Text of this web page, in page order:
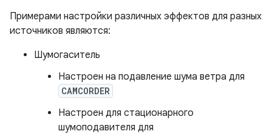
Примерами настройки различных эффектов для разных
источников являются:
Шумогаситель
Настроен на подавление шума ветра для
CAMCORDER
Настроен для стационарного
шумоподавителя для